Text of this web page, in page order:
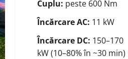
Cuplu: peste 600 Nm
Încărcare AC: 11 kW
Încărcare DC: 150–170
kW (10–80% în ~30 min)